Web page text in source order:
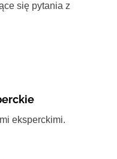
się pytania z
eksperckimi.